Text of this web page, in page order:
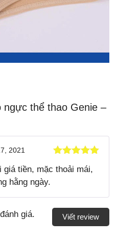
ngực thể thao Genie –
hạng 55
2021
giá tiền, mặc thoải mái,
hằng ngày.
Viết review
giá.